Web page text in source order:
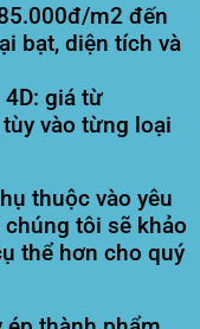
m2 đến
bạt, diện tích và
4D: giá từ
vào từng loại
thuộc vào yêu
tôi sẽ khảo
thể hơn cho quý